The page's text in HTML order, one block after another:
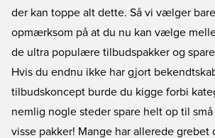
der kan toppe alt dette. Så vi vælger
opmærksom på at du nu kan vælge
de ultra populære tilbudspakker og
Hvis du endnu ikke har gjort
tilbudskoncept burde du kigge forbi
nemlig nogle steder spare helt op til
visse pakker! Mange har allerede grebet